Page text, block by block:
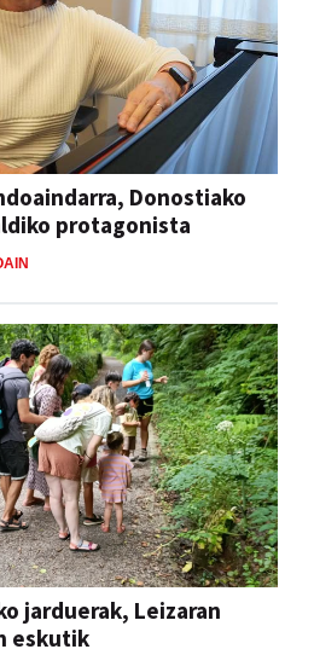
Donostiako
protagonista
jarduerak, Leizaran
eskutik